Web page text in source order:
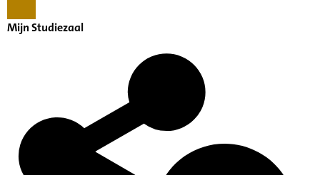
Mijn Studiezaal